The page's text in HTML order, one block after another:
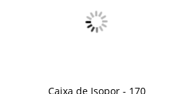
Caixa de Isopor - 170